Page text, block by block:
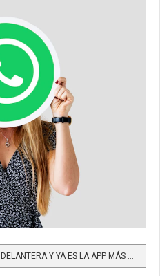
LEER MÁS…WHATSAPP TOMA LA DELANTERA Y YA ES LA APP MÁS USADA EN EL MUNDO